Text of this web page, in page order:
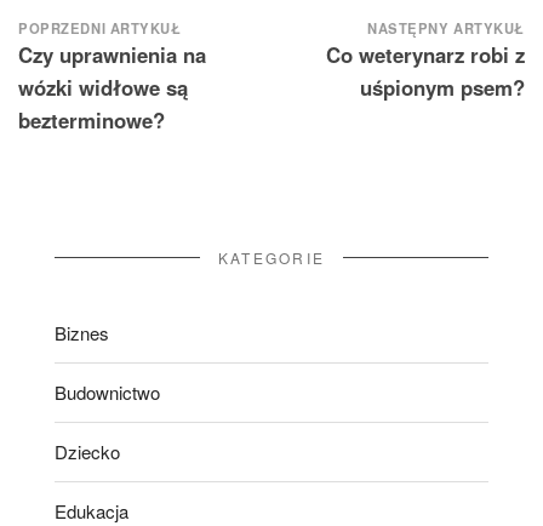
Nawigacja
wpisu
POPRZEDNI ARTYKUŁ
Czy uprawnienia na
wózki widłowe są
bezterminowe?
NASTĘPNY ARTYKUŁ
Co weterynarz robi z
uśpionym psem?
KATEGORIE
Biznes
Budownictwo
Dziecko
Edukacja